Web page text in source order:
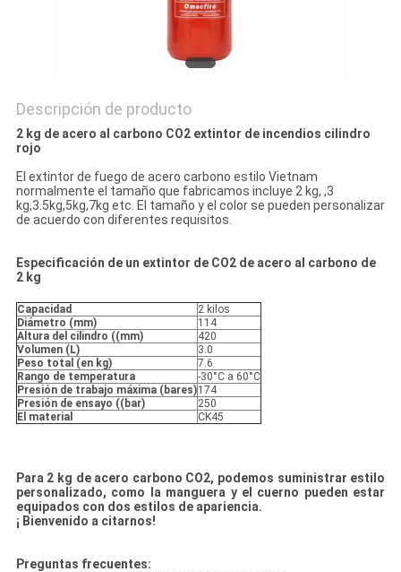
POLÍTICA
DE
PRIVACIDAD
Descripción de producto
2 kg de acero al carbono CO2 extintor de incendios cilindro
rojo
El extintor de fuego de acero carbono estilo Vietnam
normalmente el tamaño que fabricamos incluye 2 kg, ,3
kg,3.5kg,5kg,7kg etc. El tamaño y el color se pueden personalizar
de acuerdo con diferentes requisitos.
Especificación de un extintor de CO2 de acero al carbono de
2 kg
Capacidad
2 kilos
Diámetro (mm)
114
Altura del cilindro ((mm)
420
Volumen (L)
3.0
Peso total (en kg)
7.6
Rango de temperatura
-30°C a 60°C
Presión de trabajo máxima (bares)174
Presión de ensayo ((bar)
250
El material
CK45
Para 2 kg de acero carbono CO2, podemos suministrar estilo
personalizado, como la manguera y el cuerno pueden estar
equipados con dos estilos de apariencia.
¡ Bienvenido a citarnos!
Preguntas frecuentes: